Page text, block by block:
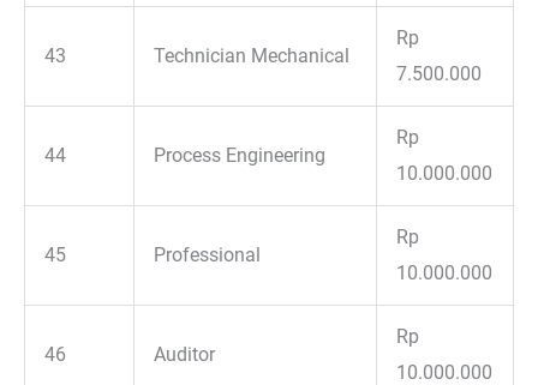
43 Technician Mechanical
Rp
7.500.000
44 Process Engineering
Rp
10.000.000
45 Professional
Rp
10.000.000
46 Auditor
Rp
10.000.000